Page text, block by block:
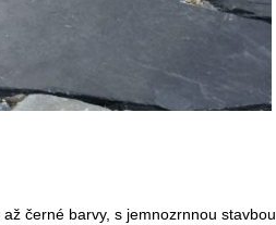
černé barvy, s jemnozrnnou stavbou,